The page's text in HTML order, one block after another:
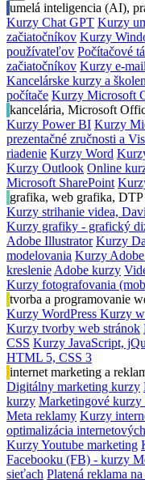
umelá inteligencia (AI),
Kurzy Chat GPT Kurzy
začiatočníkov Kurzy
používateľov Počítačové
začiatočníkov Kurzy e-
Kancelárske kurzy a
počítače Kurzy Microsoft
kancelária, Microsoft
Kurzy Power BI Kurzy
prezentačné zručnosti a
riadenie Kurzy Word
Kurzy Outlook Online
Microsoft SharePoint
grafika, web grafika, DTP
Kurzy strihanie videa,
Kurzy grafiky - grafický
Adobe Illustrator Kurzy
modelovania Kurzy
kreslenie Adobe kurzy
Kurzy fotografovania
tvorba a programovanie
Kurzy WordPress Kurzy
Kurzy tvorby web stránok
CSS Kurzy JavaScript,
HTML 5, CSS 3
internet marketing a
Digitálny marketing kurzy
kurzy Marketingové kurzy
Meta reklamy Kurzy
optimalizácia
Kurzy Youtube marketing
Facebooku (FB) - kurzy
sieťach Platená reklama